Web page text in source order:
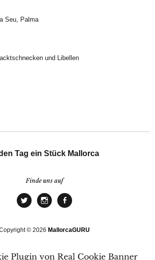
Seu, Palma
und Libellen
Tag ein Stück Mallorca
Finde uns auf
© 2026 MallorcaGURU
Plugin von Real Cookie Banner